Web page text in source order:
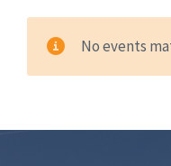
No events